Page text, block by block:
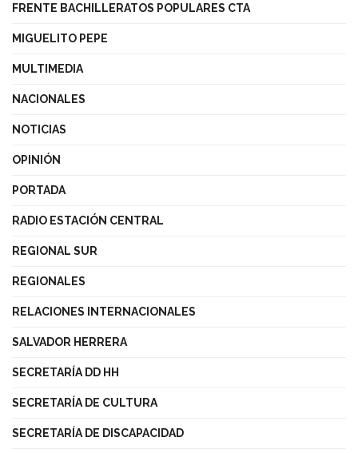
FRENTE BACHILLERATOS POPULARES CTA
MIGUELITO PEPE
MULTIMEDIA
NACIONALES
NOTICIAS
OPINIÓN
PORTADA
RADIO ESTACIÓN CENTRAL
REGIONAL SUR
REGIONALES
RELACIONES INTERNACIONALES
SALVADOR HERRERA
SECRETARÍA DD HH
SECRETARÍA DE CULTURA
SECRETARÍA DE DISCAPACIDAD